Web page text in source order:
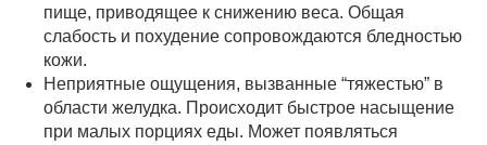
пище, приводящее к снижению веса. Общая
слабость и похудение сопровождаются бледностью
кожи.
Неприятные ощущения, вызванные “тяжестью” в
области желудка. Происходит быстрое насыщение
при малых порциях еды. Может появляться